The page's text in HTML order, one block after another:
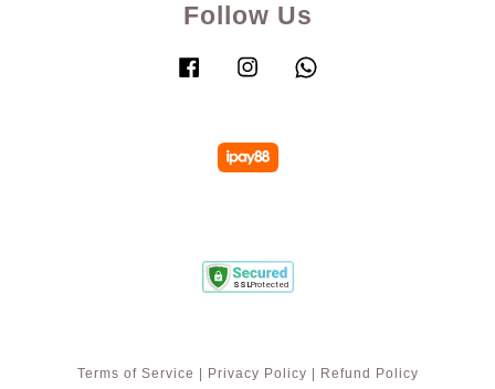
Follow Us
Facebook Instagram
Terms of Service Privacy Policy Refund Policy